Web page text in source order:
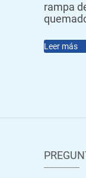
rampa
Leer más